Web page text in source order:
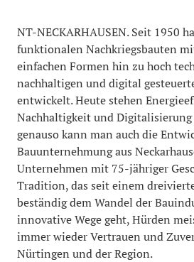
NT-NECKARHAUSEN. Seit 1950
funktionalen Nachkriegsbauten
einfachen Formen hin zu hoch
nachhaltigen und digital
entwickelt. Heute stehen
Nachhaltigkeit und
genauso kann man auch die
Bauunternehmung aus
Unternehmen mit 75-jähriger
Tradition, das seit einem
beständig dem Wandel der
innovative Wege geht, Hürden
immer wieder Vertrauen und
Nürtingen und der Region.